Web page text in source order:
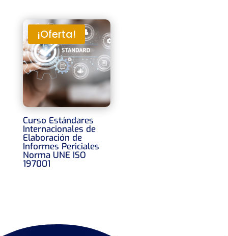
¡Oferta!
Curso Estándares
Internacionales de
Elaboración de
Informes Periciales
Norma UNE ISO
197001